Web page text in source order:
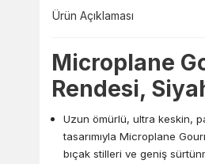
Ürün Açıklaması
Microplane
Rendesi,
Uzun ömürlü, ultra keskin,
tasarımıyla Microplane
bıçak stilleri ve geniş